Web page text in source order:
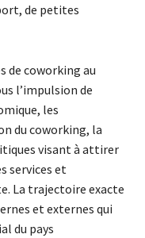
de petites
de coworking au
l’impulsion de
les
du coworking, la
visant à attirer
services et
La trajectoire exacte
et externes qui
du pays